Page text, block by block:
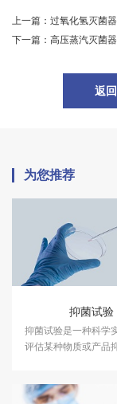
上一篇： 过氧化氢灭菌
下一篇： 高压蒸汽灭菌
返
为您推荐
抑菌试验
抑菌试验是一种科学
评估某种物质或产品
产品抑菌试验服务，